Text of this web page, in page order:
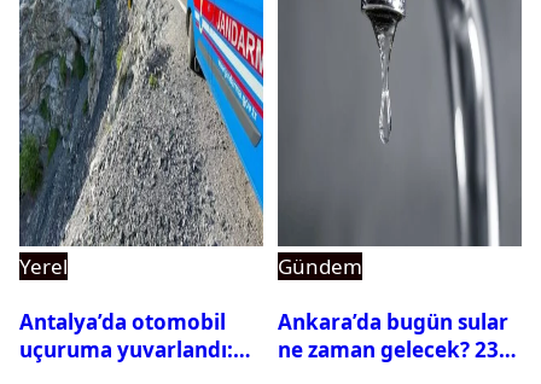
Yerel
Antalya’da otomobil
uçuruma yuvarlandı:
Gündem
Ankara’da bugün sular
ne zaman gelecek? 23